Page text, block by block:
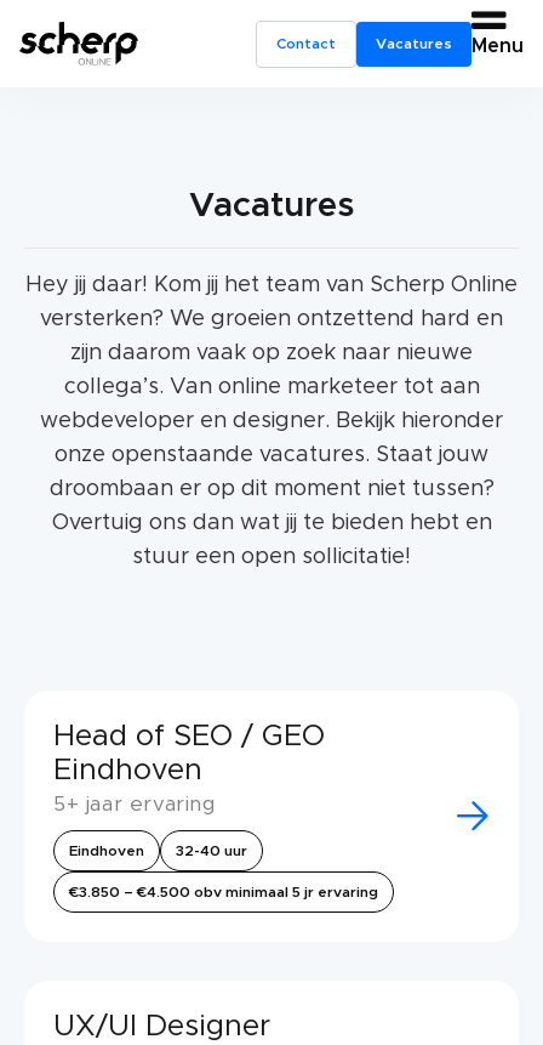
Contact Vacatures Menu
Vacatures
Hey jij daar! Kom jij het team van Scherp Online
versterken? We groeien ontzettend hard en
zijn daarom vaak op zoek naar nieuwe
collega’s. Van online marketeer tot aan
webdeveloper en designer. Bekijk hieronder
onze openstaande vacatures. Staat jouw
droombaan er op dit moment niet tussen?
Overtuig ons dan wat jij te bieden hebt en
stuur een open sollicitatie!
Head of SEO / GEO
Eindhoven
5+ jaar ervaring
Eindhoven 32-40 uur
€3.850 – €4.500 obv minimaal 5 jr ervaring
UX/UI Designer